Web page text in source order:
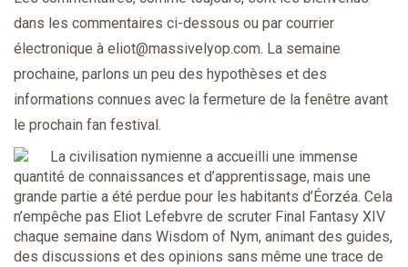
dans les commentaires ci-dessous ou par courrier
électronique à eliot@massivelyop.com. La semaine
prochaine, parlons un peu des hypothèses et des
informations connues avec la fermeture de la fenêtre avant
le prochain fan festival.
La civilisation nymienne a accueilli une immense
quantité de connaissances et d’apprentissage, mais une
grande partie a été perdue pour les habitants d’Éorzéa. Cela
n’empêche pas Eliot Lefebvre de scruter Final Fantasy XIV
chaque semaine dans Wisdom of Nym, animant des guides,
des discussions et des opinions sans même une trace de